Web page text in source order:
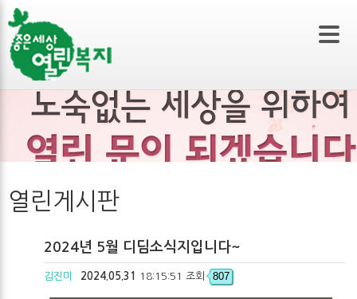
본문 바로가기
열린게시판
2024년 5월 디딤소식지입니다~
김진미 2024.05.31 18:15:51 조회 807